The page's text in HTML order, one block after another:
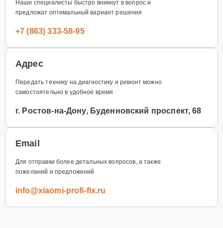
Наши специалисты быстро вникнут в вопрос и
предложат оптимальный вариант решения
+7 (863) 333-58-95
Адрес
Передать технику на диагностику и ремонт можно
самостоятельно в удобное время
г. Ростов-на-Дону, Буденновский проспект, 68
Email
Для отправки более детальных вопросов, а также
пожеланий и предложений
info@xiaomi-profi-fix.ru